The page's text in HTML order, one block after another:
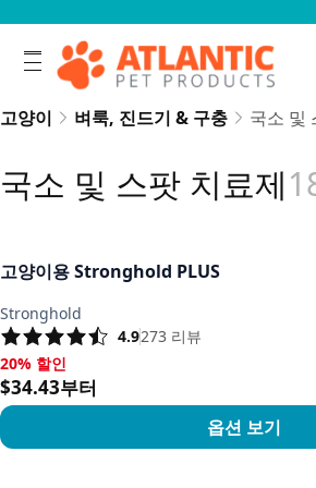
고양이 벼룩, 진드기 & 구충 국소 및
국소 및 스팟 치료제
고양이용 Stronghold PLUS
Stronghold
4.9273 리뷰
20% 할인, $34.43부터
20% 할인
$34.43부터
옵션 보기